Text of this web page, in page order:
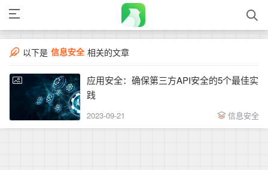
以下是 信息安全 相关的文章
应用安全：确保第三方API安全的5个最佳实
践
2023-09-21 信息安全